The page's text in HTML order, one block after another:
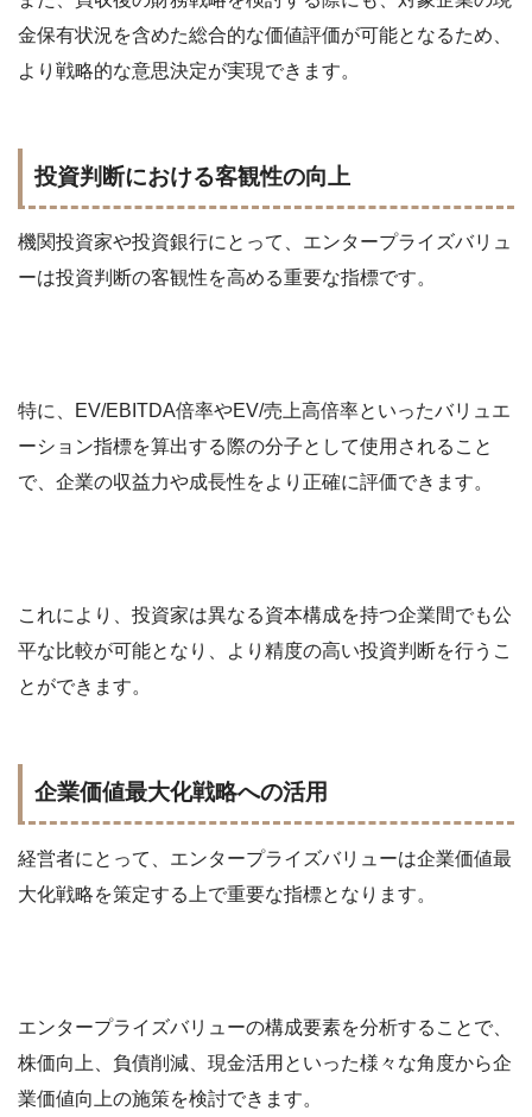
金保有状況を含めた総合的な価値評価が可能となるため、
より戦略的な意思決定が実現できます。
投資判断における客観性の向上
機関投資家や投資銀行にとって、エンタープライズバリュ
ーは投資判断の客観性を高める重要な指標です。
特に、EV/EBITDA倍率やEV/売上高倍率といったバリュエ
ーション指標を算出する際の分子として使用されること
で、企業の収益力や成長性をより正確に評価できます。
これにより、投資家は異なる資本構成を持つ企業間でも公
平な比較が可能となり、より精度の高い投資判断を行うこ
とができます。
企業価値最大化戦略への活用
経営者にとって、エンタープライズバリューは企業価値最
大化戦略を策定する上で重要な指標となります。
エンタープライズバリューの構成要素を分析することで、
株価向上、負債削減、現金活用といった様々な角度から企
業価値向上の施策を検討できます。